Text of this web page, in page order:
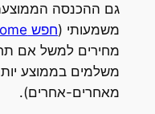
גם ההכנסה הממוצעת/
משמעותי (חפש Income כאן
משלמים בממוצע
מאחרים-אחרים).